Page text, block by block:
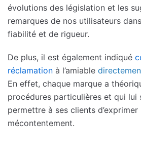
évolutions des législation et les
remarques de nos utilisateurs
fiabilité et de rigueur.
De plus, il est également indiqué
réclamation à l’amiable
En effet, chaque marque a
procédures particulières et qui lui
permettre à ses clients
mécontentement.